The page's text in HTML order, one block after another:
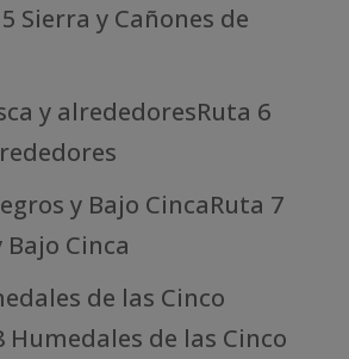
Sierra y Cañones de
y alrededoresRuta 6
y Bajo CincaRuta 7
Cinca
de las Cinco
Humedales de las Cinco